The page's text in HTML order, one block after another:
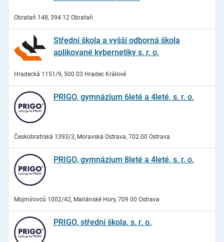
Obrataň 148, 394 12 Obrataň
Střední škola a vyšší odborná škola
aplikované kybernetiky s. r. o.
Hradecká 1151/9, 500 03 Hradec Králové
PRIGO, gymnázium 6leté a 4leté, s. r. o.
Českobratrská 1393/3, Moravská Ostrava, 702 00 Ostrava
PRIGO, gymnázium 8leté a 4leté, s. r. o.
Mojmírovců 1002/42, Mariánské Hory, 709 00 Ostrava
PRIGO, střední škola, s. r. o.